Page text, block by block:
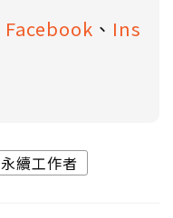
Facebook 、 Ins
永續工作者